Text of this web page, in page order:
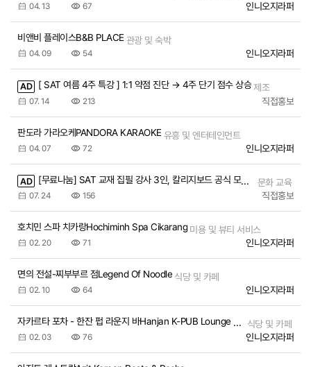
인니오지라퍼
04. 13 67
비앤비 플레이스B&B PLACE 관광 및 숙박
인니오지라퍼
04. 09 54
AD [ SAT 여름 4주 특강 ] 1:1 약점 진단 → 4주 단기 점수 상승제조
직접홍보
07. 14 213
판도라 가라오케PANDORA KARAOKE 유흥 및 엔터테인먼트
인니오지라퍼
04. 07 72
AD [무료나눔] SAT 교재 집필 강사 3인, 칼리지보드 공식 모의고사 전문항 해설강의
문화 교육
직접홍보
07. 24 156
호치민 스파 치카랑Hochiminh Spa Cikarang 미용 및 뷰티 서비스
인니오지라퍼
02. 20 71
면의 전설-찌부부르 점Legend Of Noodle 식당 및 카페
인니오지라퍼
02. 10 64
자카르타 포차 - 한잔 펍 라운지 바Hanjan K-PUB Lounge Bar, Pocha
식당 및 카페
인니오지라퍼
02. 03 76